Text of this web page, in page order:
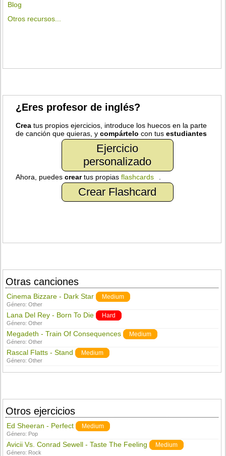
Blog
Otros recursos...
¿Eres profesor de inglés?
Crea tus propios ejercicios, introduce los huecos en la parte
de canción que quieras, ycompártelo con tusestudiantes
Ejercicio
personalizado
Ahora, puedescreartus propiasflashcards
Crear Flashcard
Otras canciones
Cinema Bizzare - Dark Star Medium
Género:Other
Lana Del Rey - Born To Die Hard
Género:Other
Megadeth - Train Of Consequences Medium
Género:Other
Rascal Flatts - Stand Medium
Género:Other
Otros ejercicios
Ed Sheeran - Perfect Medium
Género: Pop
Avicii Vs. Conrad Sewell - Taste The Feeling Medium
Género: Rock